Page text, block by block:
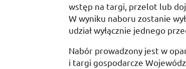
wstęp na targi, przelot lub
W wyniku naboru zostanie
udział wyłącznie jednego
Nabór prowadzony jest w
i targi gospodarcze